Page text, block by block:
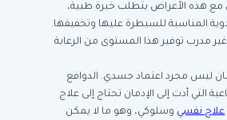
مع هذه الأعراض يتطلب خبرة طبية،
المناسبة للسيطرة عليها وتخفيفها.
توفير هذا المستوى من الرعاية
ليس مجرد اعتماد جسدي. الدوافع
التي أدت إلى الإدمان تحتاج إلى علاج
علاج نفسي وسلوكي، وهو ما لا يمكن